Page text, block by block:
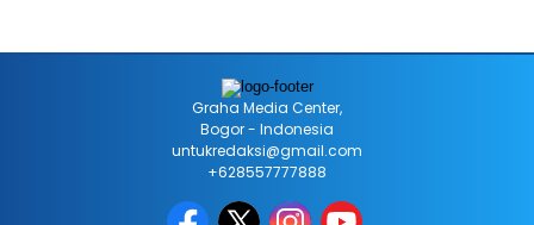
Graha Media Center,
Bogor - Indonesia
untukredaksi@gmail.com
+628557777888